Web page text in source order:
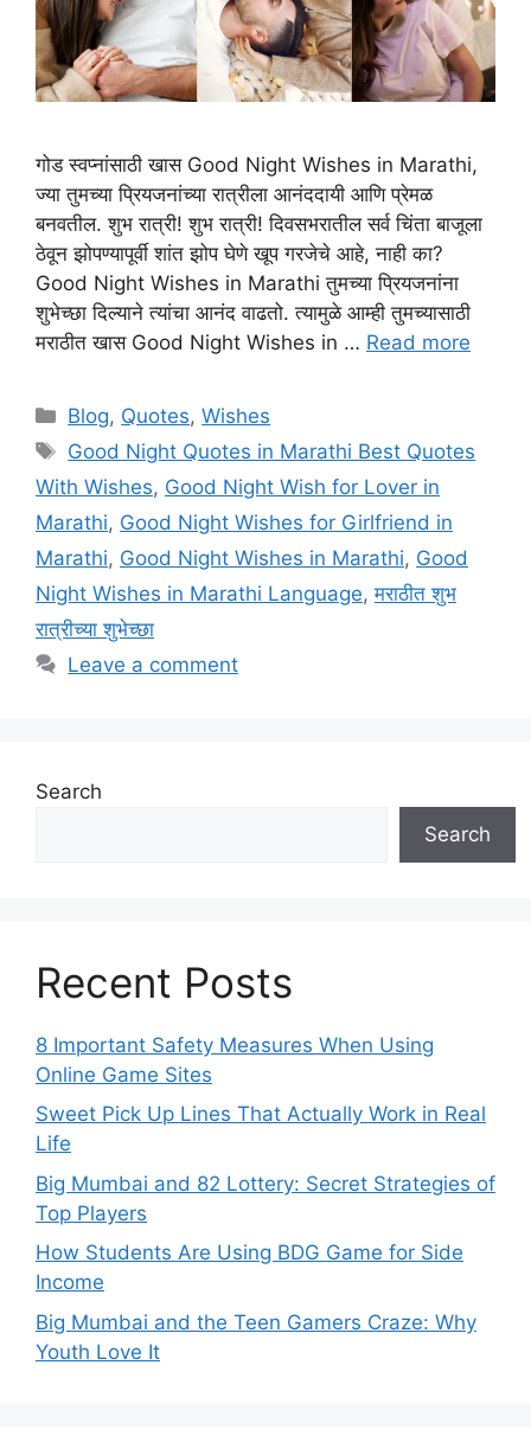
गोड स्वप्नांसाठी खास Good Night Wishes in Marathi,
ज्या तुमच्या प्रियजनांच्या रात्रीला आनंददायी आणि प्रेमळ
बनवतील. शुभ रात्री! शुभ रात्री! दिवसभरातील सर्व चिंता बाजूला
ठेवून झोपण्यापूर्वी शांत झोप घेणे खूप गरजेचे आहे, नाही का?
Good Night Wishes in Marathi तुमच्या प्रियजनांना
शुभेच्छा दिल्याने त्यांचा आनंद वाढतो. त्यामुळे आम्ही तुमच्यासाठी
मराठीत खास Good Night Wishes in … Read more
Categories
Blog, Quotes,Wishes
Tags
Good Night Quotes in Marathi Best Quotes
With Wishes, Good Night Wish for Lover in
Marathi, Good Night Wishes for Girlfriend in
Marathi, Good Night Wishes in Marathi, Good
Night Wishes in Marathi Language,मराठीत शुभ
रात्रीच्या शुभेच्छा
Leave a comment
Search
Search
Recent Posts
8 Important Safety Measures When Using
Online Game Sites
Sweet Pick Up Lines That Actually Work in Real
Life
Big Mumbai and 82 Lottery: Secret Strategies of
Top Players
How Students Are Using BDG Game for Side
Income
Big Mumbai and the Teen Gamers Craze: Why
Youth Love It